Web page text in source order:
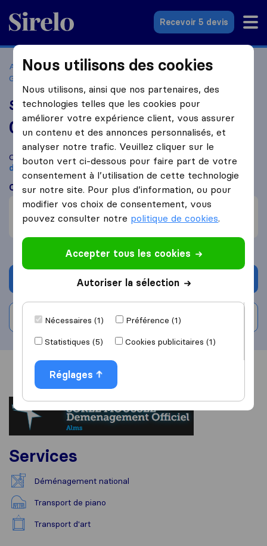
Sirelo.fr
Recevoir 5 devis
Accueil Déménageurs France
Déménageurs Illkirch-
Graffenstaden
Sorrel Moussel Déménagement Alms
0,0 basé sur5
avis Sirelo et Google
i
Comparez Sorrel Moussel Déménagement Alms avec d'autres
déménageursà Illkirch-Graffenstaden
Ce que disent les clients
Professionnel (3)
Amical (1)
Demander un devis
Rédiger un avis
Vue d'ensemble
Services
Déménagement national
Transport de piano
Transport d'art
Nous utilisons des cookies
Nous utilisons, ainsi que nos partenaires, des
technologies telles que les cookies pour
améliorer votre expérience client, vous assurer
un contenu et des annonces personnalisés, et
analyser notre trafic. Veuillez cliquer sur le
bouton vert ci-dessous pour faire part de votre
consentement à l’utilisation de cette technologie
sur notre site. Pour plus d’information, ou pour
modifier vos choix de consentement, vous
pouvez consulter notre politique de cookies.
Accepter tous les cookies
Autoriser la sélection
Nécessaires (1)
Préférence (1)
Statistiques (5)
Cookies publicitaires (1)
Réglages